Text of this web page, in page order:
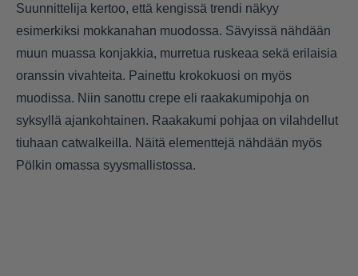
Suunnittelija kertoo, että kengissä trendi näkyy
esimerkiksi mokkanahan muodossa. Sävyissä nähdään
muun muassa konjakkia, murretua ruskeaa sekä erilaisia
oranssin vivahteita. Painettu krokokuosi on myös
muodissa. Niin sanottu crepe eli raakakumipohja on
syksyllä ajankohtainen. Raakakumi pohjaa on vilahdellut
tiuhaan catwalkeilla. Näitä elementtejä nähdään myös
Pölkin omassa syysmallistossa.